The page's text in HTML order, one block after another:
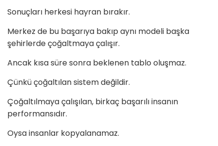
Sonuçları herkesi hayran bırakır.
Merkez de bu başarıya bakıp aynı modeli başka
şehirlerde çoğaltmaya çalışır.
Ancak kısa süre sonra beklenen tablo oluşmaz.
Çünkü çoğaltılan sistem değildir.
Çoğaltılmaya çalışılan, birkaç başarılı insanın
performansıdır.
Oysa insanlar kopyalanamaz.